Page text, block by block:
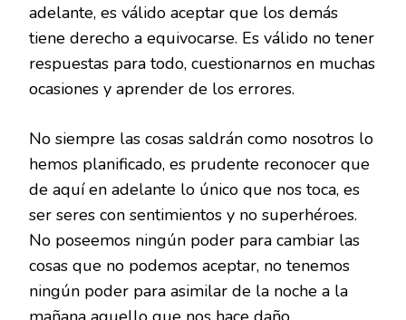
adelante, es válido aceptar que los demás
tiene derecho a equivocarse. Es válido no tener
respuestas para todo, cuestionarnos en muchas
ocasiones y aprender de los errores.
No siempre las cosas saldrán como nosotros lo
hemos planificado, es prudente reconocer que
de aquí en adelante lo único que nos toca, es
ser seres con sentimientos y no superhéroes.
No poseemos ningún poder para cambiar las
cosas que no podemos aceptar, no tenemos
ningún poder para asimilar de la noche a la